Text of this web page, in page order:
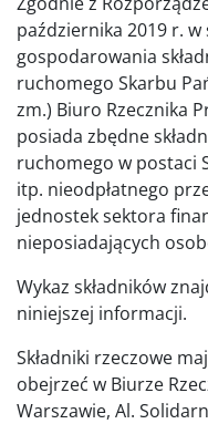
października 2019 r.
gospodarowania
ruchomego Skarbu
zm.) Biuro Rzecznika
posiada zbędne
ruchomego w postaci
itp. nieodpłatnego
jednostek sektora
nieposiadających
Wykaz składników
niniejszej informacji.
Składniki rzeczowe
obejrzeć w Biurze
Warszawie, Al.